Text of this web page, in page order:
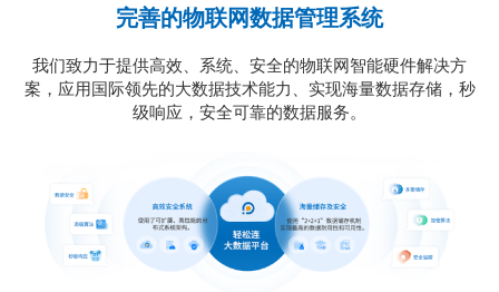
完善的物联网数据管理系统
我们致力于提供高效、系统、安全的物联网智能硬件解决方
案，应用国际领先的大数据技术能力、实现海量数据存储，秒
级响应，安全可靠的数据服务。